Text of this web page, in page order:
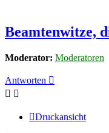
Beamtenwitze,
Moderator: Moderatoren
Antworten
Druckansicht